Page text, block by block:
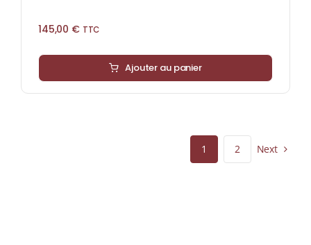
145,00 € TTC
Ajouter au panier
1 2 Next